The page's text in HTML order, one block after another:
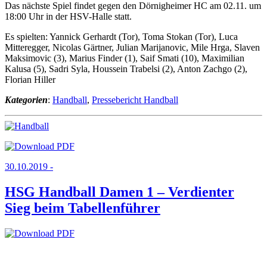
Das nächste Spiel findet gegen den Dörnigheimer HC am 02.11. um
18:00 Uhr in der HSV-Halle statt.
Es spielten: Yannick Gerhardt (Tor), Toma Stokan (Tor), Luca
Mitteregger, Nicolas Gärtner, Julian Marijanovic, Mile Hrga, Slaven
Maksimovic (3), Marius Finder (1), Saif Smati (10), Maximilian
Kalusa (5), Sadri Syla, Houssein Trabelsi (2), Anton Zachgo (2),
Florian Hiller
Kategorien: Handball, Pressebericht Handball
30.10.2019 -
HSG Handball Damen 1 – Verdienter
Sieg beim Tabellenführer